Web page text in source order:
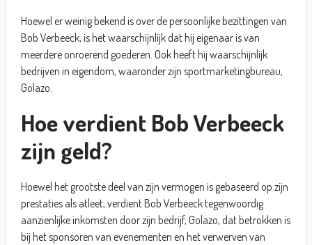
Hoewel er weinig bekend is over de persoonlijke bezittingen van
Bob Verbeeck, is het waarschijnlijk dat hij eigenaar is van
meerdere onroerend goederen. Ook heeft hij waarschijnlijk
bedrijven in eigendom, waaronder zijn sportmarketingbureau,
Golazo.
Hoe verdient Bob Verbeeck
zijn geld?
Hoewel het grootste deel van zijn vermogen is gebaseerd op zijn
prestaties als atleet, verdient Bob Verbeeck tegenwoordig
aanzienlijke inkomsten door zijn bedrijf, Golazo, dat betrokken is
bij het sponsoren van evenementen en het verwerven van